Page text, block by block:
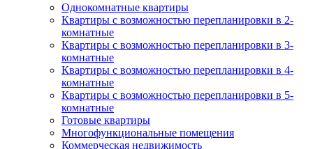
Однокомнатные квартиры
Квартиры с возможностью перепланировки в 2-
комнатные
Квартиры с возможностью перепланировки в 3-
комнатные
Квартиры с возможностью перепланировки в 4-
комнатные
Квартиры с возможностью перепланировки в 5-
комнатные
Готовые квартиры
Многофункциональные помещения
Коммерческая недвижимость